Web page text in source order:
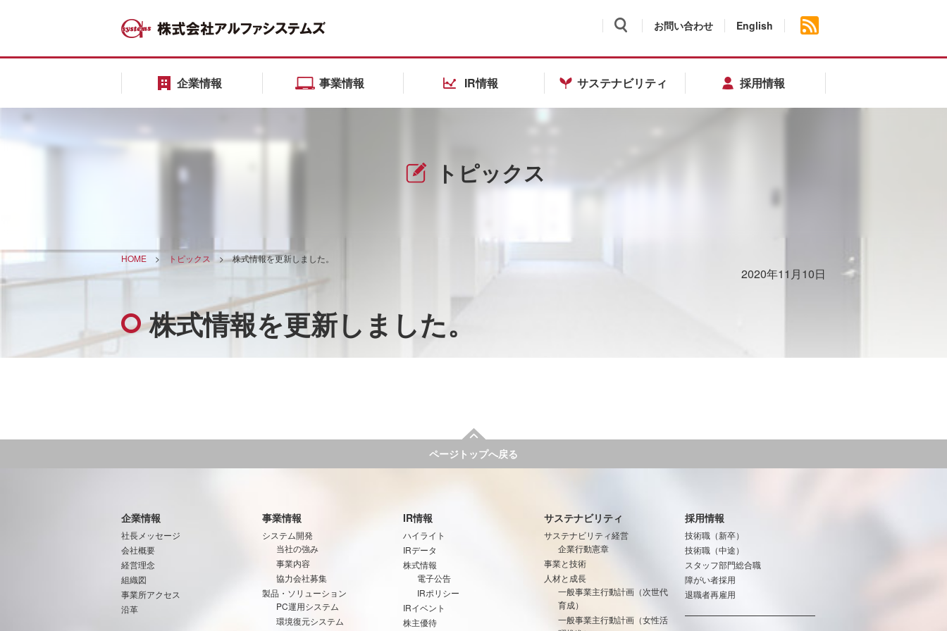
お問い合わせ English
企業情報 事業情報 IR情報 サステナビリティ 採用情報
トピックス
HOME > トピックス >株式情報を更新しました。
2020年11月10日
株式情報を更新しました。
ページトップへ戻る
企業情報
社長メッセージ
会社概要
経営理念
組織図
事業所アクセス
沿革
事業情報
システム開発
当社の強み
事業内容
協力会社募集
製品・ソリューション
PC運用システム
環境復元システム
IR情報
ハイライト
IRデータ
株式情報
電子公告
IRポリシー
IRイベント
株主優待
サステナビリティ
サステナビリティ経営
企業行動憲章
事業と技術
人材と成長
一般事業主行動計画（次世代
育成）
一般事業主行動計画（女性活
採用情報
技術職（新卒）
技術職（中途）
スタッフ部門総合職
障がい者採用
退職者再雇用